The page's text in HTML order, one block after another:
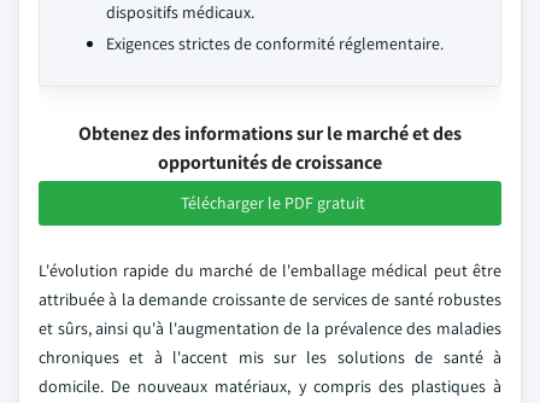
dispositifs médicaux.
Exigences strictes de conformité réglementaire.
Obtenez des informations sur le marché et des
opportunités de croissance
Télécharger le PDF gratuit
L'évolution rapide du marché de l'emballage médical peut être
attribuée à la demande croissante de services de santé robustes
et sûrs, ainsi qu'à l'augmentation de la prévalence des maladies
chroniques et à l'accent mis sur les solutions de santé à
domicile. De nouveaux matériaux, y compris des plastiques à